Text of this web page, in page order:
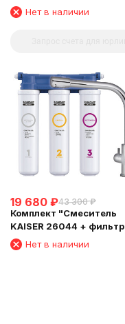
Барьер"
Нет в наличии
19 680 ₽43 300 ₽
Комплект "Cмеситель
KAISER 26044 + фильтр
Барьер"
Нет в наличии